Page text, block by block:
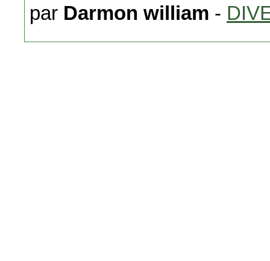
par Darmon william -